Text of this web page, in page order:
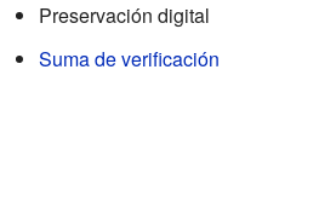
Preservación digital
Suma de verificación